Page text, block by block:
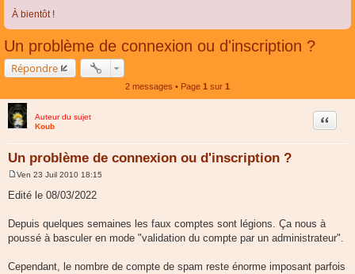
À bientôt !
Un problème de connexion ou d'inscription ?
Répondre
2 messages • Page 1 sur 1
Auteur du sujet
Koub
Un problème de connexion ou d'inscription ?
Citer
e
s
g
e
Ven 23 Juil 2010 18:15
Edité le 08/03/2022
Depuis quelques semaines les faux comptes sont légions. Ça nous à
poussé à basculer en mode "validation du compte par un administrateur".
Cependant, le nombre de compte de spam reste énorme imposant parfois